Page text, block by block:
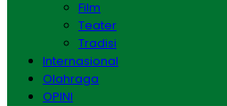
Film
Teater
Tradisi
Internasional
Olahraga
OPINI